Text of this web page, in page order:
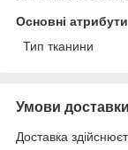
Основні атрибути
Тип тканини
Умови доставки
Доставка